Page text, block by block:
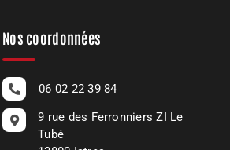
Nos coordonnées
06 02 22 39 84
9 rue des Ferronniers ZI Le
Tubé